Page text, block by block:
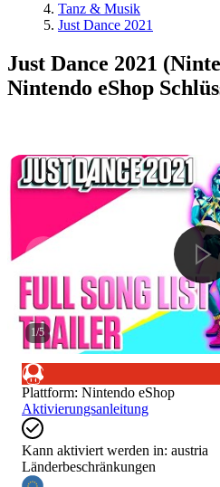
Tanz & Musik
Just Dance 2021
Just Dance 2021
Nintendo eShop
1/5
Plattform: Nintendo eShop
Aktivierungsanleitung
Kann aktiviert werden in: austria
Länderbeschränkungen